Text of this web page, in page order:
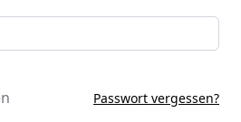
Passwort vergessen?